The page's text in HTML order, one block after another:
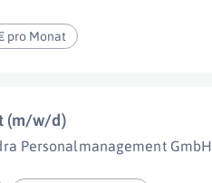
pro Monat
(m/w/d)
Personalmanagement GmbH